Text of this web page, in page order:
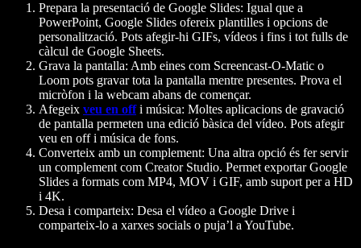
Prepara la presentació de Google Slides: Igual que a
PowerPoint, Google Slides ofereix plantilles i opcions de
personalització. Pots afegir-hi GIFs, vídeos i fins i tot fulls de
càlcul de Google Sheets.
Grava la pantalla: Amb eines com Screencast-O-Matic o
Loom pots gravar tota la pantalla mentre presentes. Prova el
micròfon i la webcam abans de començar.
Afegeix veu en offi música: Moltes aplicacions de gravació
de pantalla permeten una edició bàsica del vídeo. Pots afegir
veu en off i música de fons.
Converteix amb un complement: Una altra opció és fer servir
un complement com Creator Studio. Permet exportar Google
Slides a formats com MP4, MOV i GIF, amb suport per a HD
i 4K.
Desa i comparteix: Desa el vídeo a Google Drive i
comparteix-lo a xarxes socials o puja’l a YouTube.